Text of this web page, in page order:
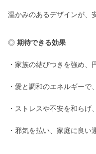
温かみのあるデザインが、
◎ 期待できる効果
・家族の結びつきを強め、
・愛と調和のエネルギーで
・ストレスや不安を和らげ
・邪気を払い、家庭に良い